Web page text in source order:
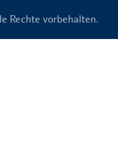
Rechte vorbehalten.